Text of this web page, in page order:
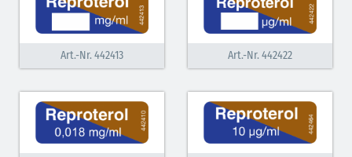
Art.-Nr. 442413 Art.-Nr. 442422